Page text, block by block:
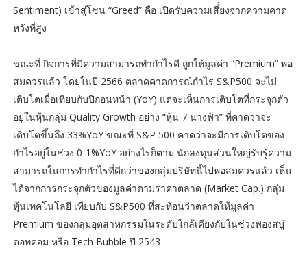
Sentiment) เข้าสู่โซน “Greed” คือ เปิดรับความเสี่่ยงจากความคาด
หวังที่สูง
ขณะที่ กิจการที่มีความสามารถทำกำไรดี ถูกให้มูลค่า “Premium” พอ
สมควรแล้ว โดยในปี 2566 ตลาดคาดการณ์กำไร S&P500 จะไม่
เติบโตเมื่อเทียบกับปีก่อนหน้า (YoY) แต่จะเห็นการเติบโตที่กระจุกตัว
อยู่ในหุ้นกลุ่ม Quality Growth อย่าง “หุ้น 7 นางฟ้า” ที่คาดว่าจะ
เติบโตขึ้นถึง 33%YoY ขณะที่ S&P 500 คาดว่าจะมีการเติบโตของ
กำไรอยู่ในช่วง 0-1%YoY อย่างไรก็ตาม นักลงทุนส่วนใหญ่รับรู้ความ
สามารถในการทำกำไรที่ดีกว่าของกลุ่มบริษัทนี้ไปพอสมควรแล้ว เห็น
ได้จากการกระจุกตัวของมูลค่าตามราคาตลาด (Market Cap.) กลุ่ม
หุ้นเทคโนโลยี เทียบกับ S&P500 ที่สะท้อนว่าตลาดให้มูลค่า
Premium ของกลุ่มอุตสาหกรรมในระดับใกล้เคียงกับในช่วงฟองสบู่
ดอทคอม หรือ Tech Bubble ปี 2543